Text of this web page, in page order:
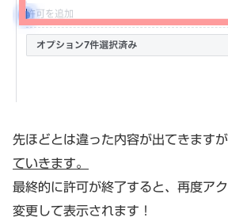
先ほどとは違った内容が出てきますが
ていきます。
最終的に許可が終了すると、再度ア
変更して表示されます！